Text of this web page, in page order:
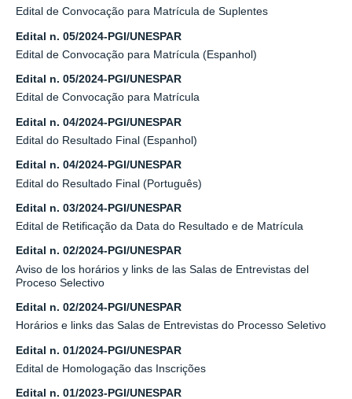
Edital de Convocação para Matrícula de Suplentes
Edital n. 05/2024-PGI/UNESPAR
Edital de Convocação para Matrícula (Espanhol)
Edital n. 05/2024-PGI/UNESPAR
Edital de Convocação para Matrícula
Edital n. 04/2024-PGI/UNESPAR
Edital do Resultado Final (Espanhol)
Edital n. 04/2024-PGI/UNESPAR
Edital do Resultado Final (Português)
Edital n. 03/2024-PGI/UNESPAR
Edital de Retificação da Data do Resultado e de Matrícula
Edital n. 02/2024-PGI/UNESPAR
Aviso de los horários y links de las Salas de Entrevistas del
Proceso Selectivo
Edital n. 02/2024-PGI/UNESPAR
Horários e links das Salas de Entrevistas do Processo Seletivo
Edital n. 01/2024-PGI/UNESPAR
Edital de Homologação das Inscrições
Edital n. 01/2023-PGI/UNESPAR